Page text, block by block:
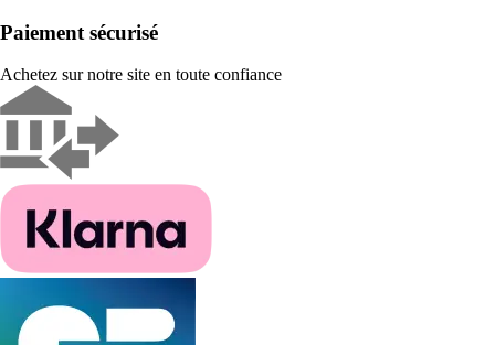
Paiement sécurisé
Achetez sur notre site en toute confiance